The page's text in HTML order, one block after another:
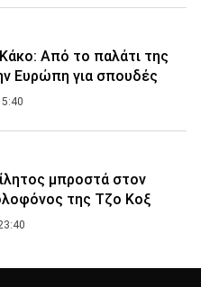
Κάκο: Από το παλάτι της
Ευρώπη για σπουδές
μπροστά στον
της Τζο Κοξ